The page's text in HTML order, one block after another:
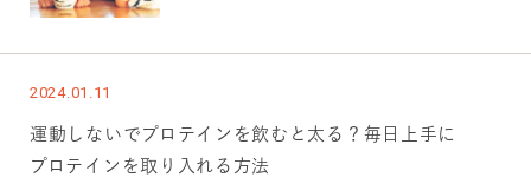
2024.01.11
運動しないでプロテインを飲むと太る？毎日上手に
プロテインを取り入れる方法